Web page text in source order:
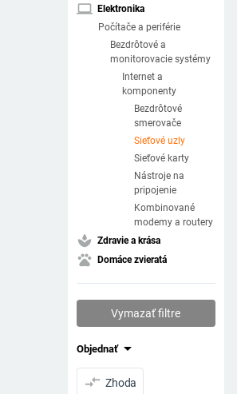
laptop Elektronika
Počítače a periférie
Bezdrôtové a
monitorovacie systémy
Internet a
komponenty
Bezdrôtové
smerovače
Sieťové uzly
Sieťové karty
Nástroje na
pripojenie
Kombinované
modemy a routery
spa Zdravie a krása
pets Domáce zvieratá
Vymazať filtre
Objednaťarrow_drop_down
compare_arrows Zhoda